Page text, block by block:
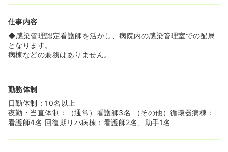
仕事内容
◆感染管理認定看護師を活かし、病院内の感染管理室での配属
となります。
病棟などの兼務はありません。
勤務体制
日勤体制：10名以上
夜勤・当直体制：（通常）看護師3名 （その他）循環器病棟：
看護師4名 回復期リハ病棟：看護師2名、助手1名